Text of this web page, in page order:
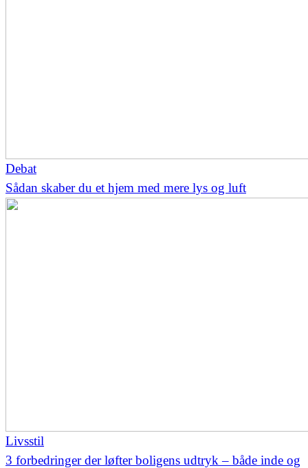
Debat
Sådan skaber du et hjem med mere lys og luft
Livsstil
3 forbedringer der løfter boligens udtryk – både inde og